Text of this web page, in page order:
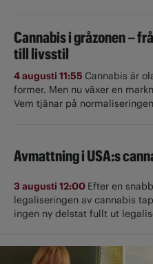
Cannabis i gråzonen –
till livsstil
4 augusti 11:55 Cannabis är
former. Men nu växer en
Vem tjänar på
Avmattning i USA:s
3 augusti 12:00 Efter en
legaliseringen av cannabis
ingen ny delstat fullt ut